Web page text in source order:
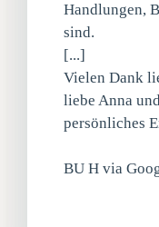
Handlungen,
sind.
[...]
Vielen Dank
liebe Anna
persönliches
BU H via